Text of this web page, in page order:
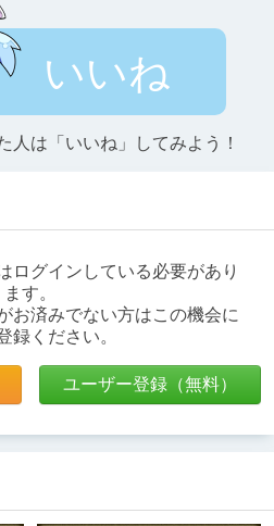
いいね
人は「いいね」してみよう！
ログインしている必要があり
ます。
お済みでない方はこの機会に
録ください。
ユーザー登録（無料）